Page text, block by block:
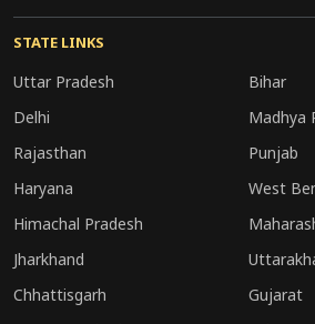
STATE LINKS
Uttar Pradesh
Bihar
Delhi
Madhya
Rajasthan
Punjab
Haryana
West
Himachal Pradesh
Jharkhand
Chhattisgarh
Gujarat